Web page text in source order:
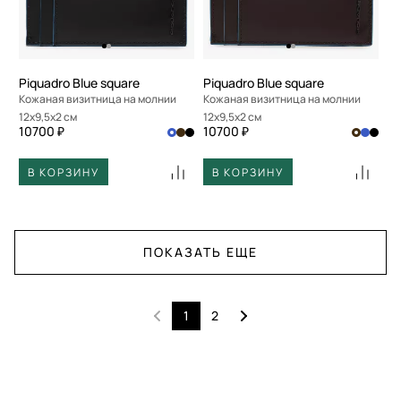
Piquadro Blue square
Кожаная визитница на молнии
12x9,5x2 см
10700 ₽
В КОРЗИНУ
Piquadro Blue square
Кожаная визитница на молнии
12x9,5x2 см
10700 ₽
В КОРЗИНУ
ПОКАЗАТЬ ЕЩЕ
1 2